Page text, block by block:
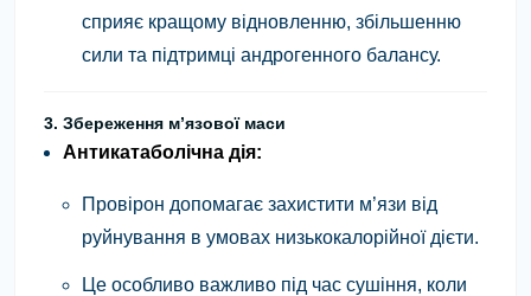
сприяє кращому відновленню, збільшенню
сили та підтримці андрогенного балансу.
3. Збереження м’язової маси
Антикатаболічна дія:
Провірон допомагає захистити м’язи від
руйнування в умовах низькокалорійної дієти.
Це особливо важливо під час сушіння, коли